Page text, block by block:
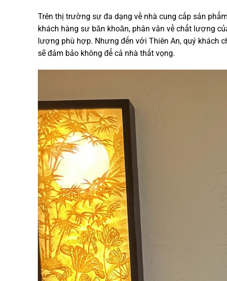
Trên thị trường sự đa dạng về nhà cung cấp sản
khách hàng sư băn khoăn, phân vân về chất lượng
lượng phù hợp. Nhưng đến với Thiên An, quý khách
sẽ đảm bảo không để cả nhà thất vọng.